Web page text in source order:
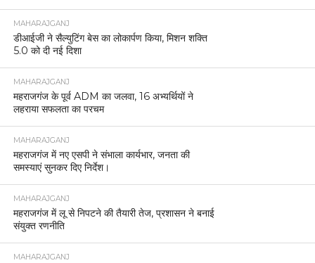
MAHARAJGANJ
डीआईजी ने सैल्युटिंग बेस का लोकार्पण किया, मिशन शक्ति
5.0 को दी नई दिशा
MAHARAJGANJ
महराजगंज के पूर्व ADM का जलवा, 16 अभ्यर्थियों ने
लहराया सफलता का परचम
MAHARAJGANJ
महराजगंज में नए एसपी ने संभाला कार्यभार, जनता की
समस्याएं सुनकर दिए निर्देश।
MAHARAJGANJ
महराजगंज में लू से निपटने की तैयारी तेज, प्रशासन ने बनाई
संयुक्त रणनीति
MAHARAJGANJ